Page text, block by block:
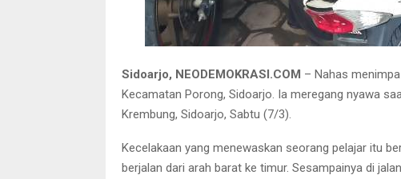
Motor milik korban
Sidoarjo, NEODEMOKRASI.COM – Nahas
Kecamatan Porong, Sidoarjo. Ia meregang nyawa
Krembung, Sidoarjo, Sabtu (7/3).
Kecelakaan yang menewaskan seorang pelajar itu
berjalan dari arah barat ke timur. Sesampainya di